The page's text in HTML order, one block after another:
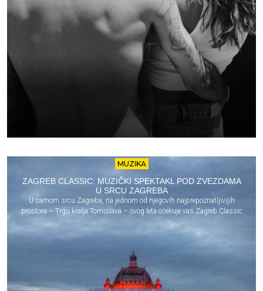
MUZIKA
ZAGREB CLASSIC: MUZIČKI SPEKTAKL POD ZVEZDAMA
U SRCU ZAGREBA
U samom srcu Zagreba, na jednom od njegovih najprepoznatljivijih
prostora – Trgu kralja Tomislava – ovog leta očekuje vas Zagreb Classic